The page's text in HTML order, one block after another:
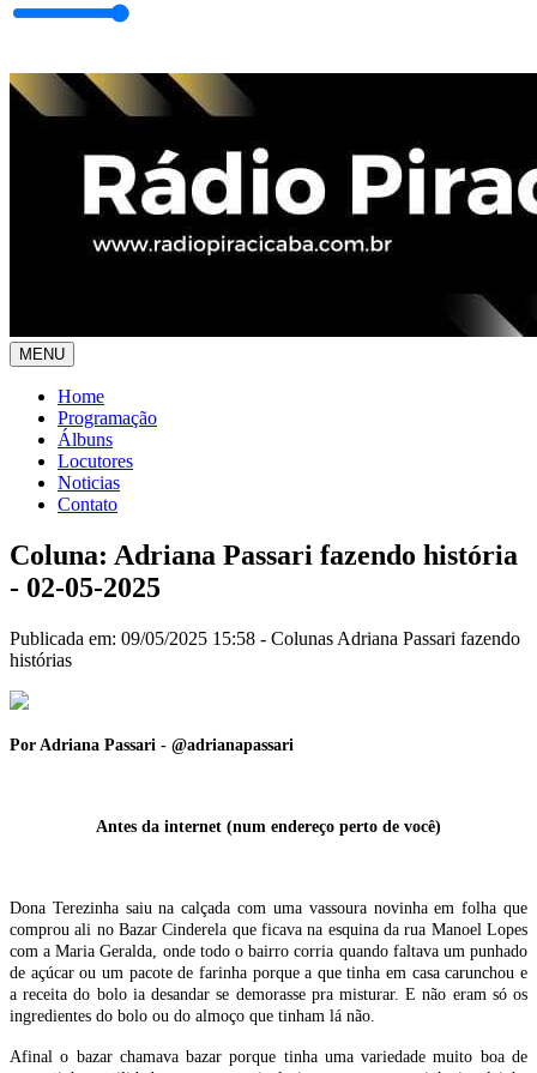
MENU
Home
Programação
Álbuns
Locutores
Noticias
Contato
Coluna: Adriana Passari fazendo história
- 02-05-2025
Publicada em: 09/05/2025 15:58 - Colunas Adriana Passari fazendo
histórias
Por Adriana Passari - @adrianapassari
Antes da internet (num endereço perto de você)
Dona Terezinha saiu na calçada com uma vassoura novinha em folha que
comprou ali no Bazar Cinderela que ficava na esquina da rua Manoel Lopes
com a Maria Geralda, onde todo o bairro corria quando faltava um punhado
de açúcar ou um pacote de farinha porque a que tinha em casa carunchou e
a receita do bolo ia desandar se demorasse pra misturar. E não eram só os
ingredientes do bolo ou do almoço que tinham lá não.
Afinal o bazar chamava bazar porque tinha uma variedade muito boa de